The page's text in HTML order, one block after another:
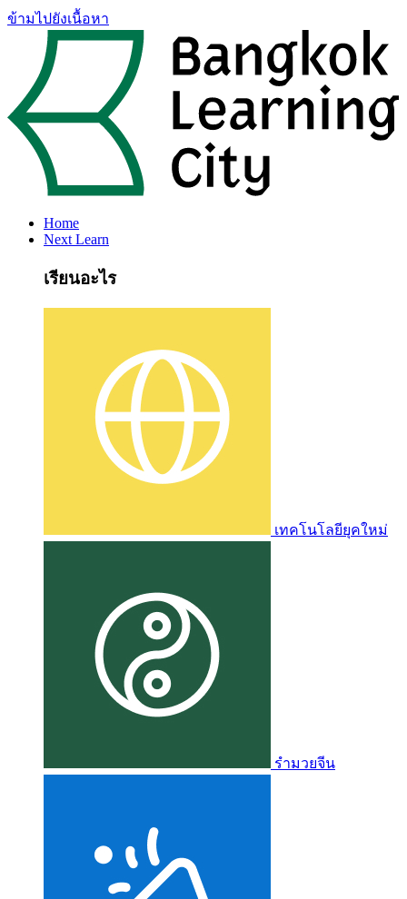
ข้ามไปยังเนื้อหา
Home
Next Learn
เรียนอะไร
เทคโนโลยียุคใหม่
รำมวยจีน